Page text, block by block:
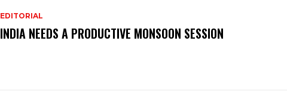
EDITORIAL
INDIA NEEDS A PRODUCTIVE MONSOON SESSION